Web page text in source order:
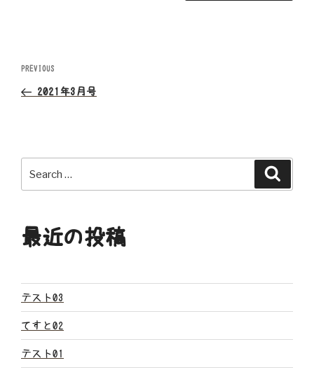
投
稿
ビ
ゲ
シ
ン
Previous
Post
PREVIOUS
2021年3月号
最近の投稿
テスト03
てすと02
テスト01